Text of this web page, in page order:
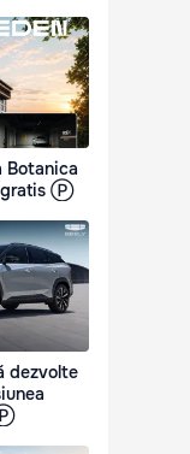
Botanica
gratis Ⓟ
dezvolte
Ⓟ